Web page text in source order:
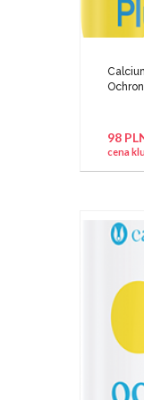
98
cena